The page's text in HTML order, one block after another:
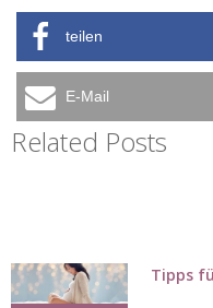
teilen
E-Mail
Related Posts
Tipps